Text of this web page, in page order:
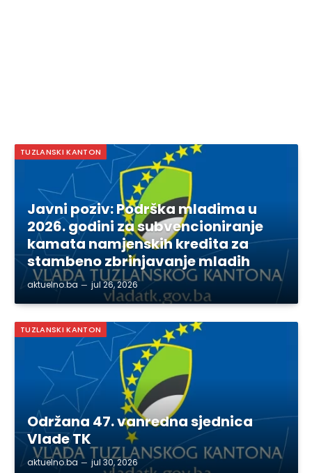
TUZLANSKI KANTON
Javni poziv: Podrška mladima u
2026. godini za subvencioniranje
kamata namjenskih kredita za
stambeno zbrinjavanje mladih
aktuelno.ba jul 26, 2026
TUZLANSKI KANTON
Održana 47. vanredna sjednica
Vlade TK
aktuelno.ba jul 30, 2026